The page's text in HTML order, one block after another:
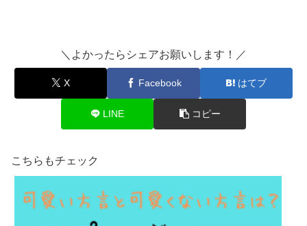
＼よかったらシェアお願いします！／
X Facebook はてブ
LINE コピー
こちらもチェック